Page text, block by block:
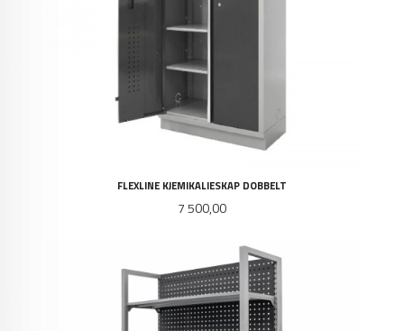
FLEXLINE KJEMIKALIESKAP DOBBELT
Pris
7 500,00